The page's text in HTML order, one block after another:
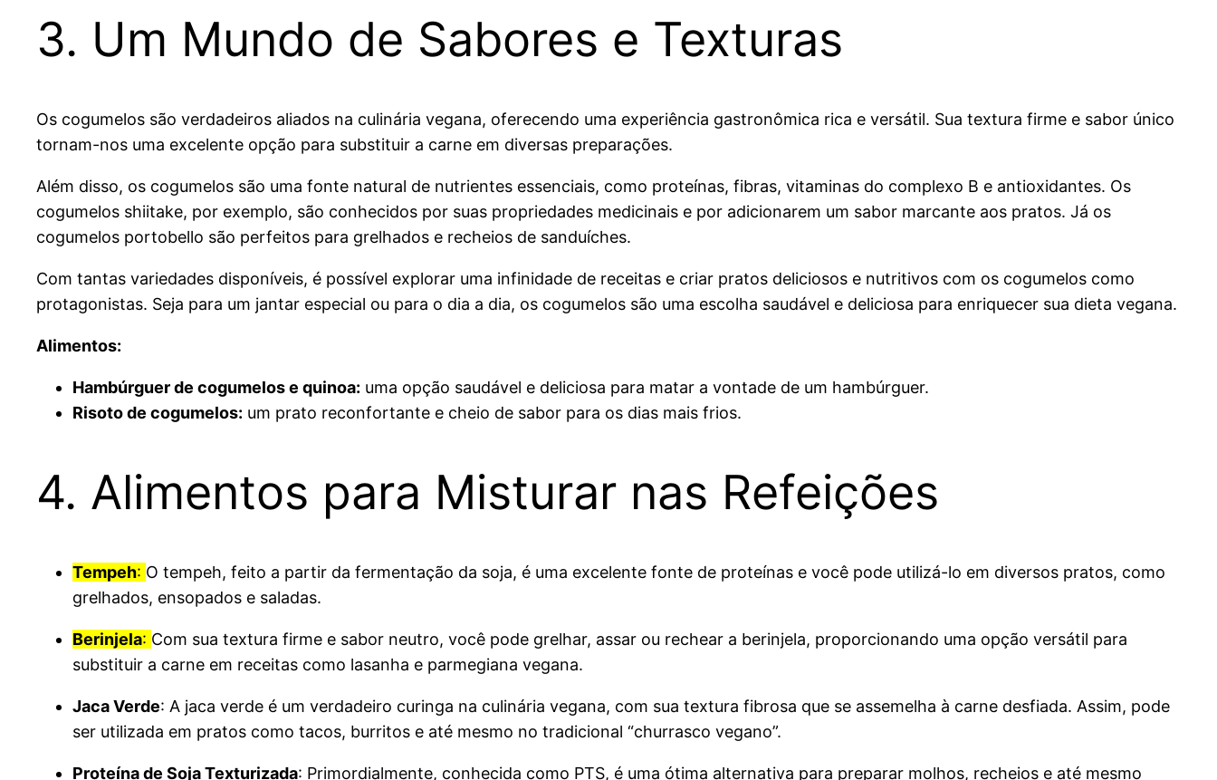
3. Um Mundo de Sabores e Texturas
Os cogumelos são verdadeiros aliados na culinária vegana, oferecendo uma experiência gastronômica rica e versátil. Sua textura firme e sabor único
tornam-nos uma excelente opção para substituir a carne em diversas preparações.
Além disso, os cogumelos são uma fonte natural de nutrientes essenciais, como proteínas, fibras, vitaminas do complexo B e antioxidantes. Os
cogumelos shiitake, por exemplo, são conhecidos por suas propriedades medicinais e por adicionarem um sabor marcante aos pratos. Já os
cogumelos portobello são perfeitos para grelhados e recheios de sanduíches.
Com tantas variedades disponíveis, é possível explorar uma infinidade de receitas e criar pratos deliciosos e nutritivos com os cogumelos como
protagonistas. Seja para um jantar especial ou para o dia a dia, os cogumelos são uma escolha saudável e deliciosa para enriquecer sua dieta vegana.
Alimentos:
Hambúrguer de cogumelos e quinoa: uma opção saudável e deliciosa para matar a vontade de um hambúrguer.
Risoto de cogumelos: um prato reconfortante e cheio de sabor para os dias mais frios.
4. Alimentos para Misturar nas Refeições
Tempeh: O tempeh, feito a partir da fermentação da soja, é uma excelente fonte de proteínas e você pode utilizá-lo em diversos pratos, como
grelhados, ensopados e saladas.
Berinjela: Com sua textura firme e sabor neutro, você pode grelhar, assar ou rechear a berinjela, proporcionando uma opção versátil para
substituir a carne em receitas como lasanha e parmegiana vegana.
Jaca Verde: A jaca verde é um verdadeiro curinga na culinária vegana, com sua textura fibrosa que se assemelha à carne desfiada. Assim, pode
ser utilizada em pratos como tacos, burritos e até mesmo no tradicional “churrasco vegano”.
Proteína de Soja Texturizada: Primordialmente, conhecida como PTS, é uma ótima alternativa para preparar molhos, recheios e até mesmo